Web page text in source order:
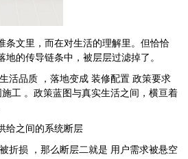
条文里，而在对生活的理解里。但恰恰
的传导链条中，被层层过滤掉了。
活品质 ，落地变成 装修配置 政策要求
工 。政策蓝图与真实生活之间，横亘着
给之间的系统断层
折损 ，那么断层二就是 用户需求被悬空